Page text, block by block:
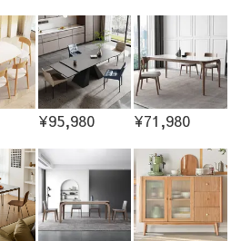
¥95,980 ¥71,980